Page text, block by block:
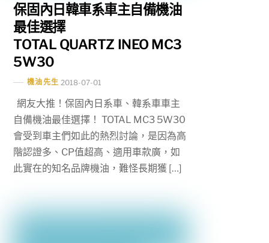
保固內日韓車系車主自備機油
最佳選擇
TOTAL QUARTZ INEO MC3
5W30
機油先生 2018-07-01
網友大推！保固內日系車、韓系車車主
自備機油最佳選擇！ TOTAL MC3 5W30
會受到車主們如此的熱烈討論，是因為高
階認證多、CP值超高、適用車款廣，如
此實在的知名品牌機油，難怪長期獲 […]